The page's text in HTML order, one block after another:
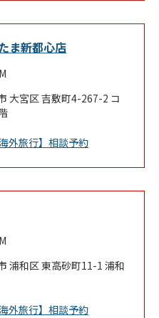
ま新都心店
大宮区吉敷町4-267-2 コ
Opens in New Tab
海外旅行】相談予約
浦和区東高砂町11-1 浦和
Opens in New Tab
海外旅行】相談予約